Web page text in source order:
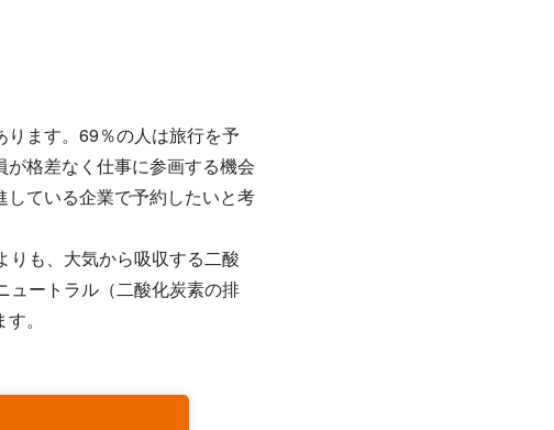
ます。69％の人は旅行を予
格差なく仕事に参画する機会
ている企業で予約したいと考
りも、大気から吸収する二酸
ュートラル（二酸化炭素の排
。